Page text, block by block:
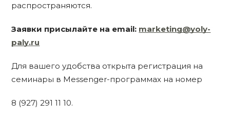
распространяются.
Заявки присылайте на email: marketing@yoly-
paly.ru
Для вашего удобства открыта регистрация на
семинары в Messenger-программах на номер
8 (927) 291 11 10.